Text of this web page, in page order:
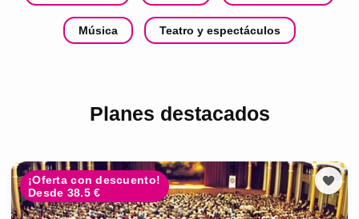
Música Teatro y espectáculos
Planes destacados
¡Oferta con descuento!
Desde 38.5 €